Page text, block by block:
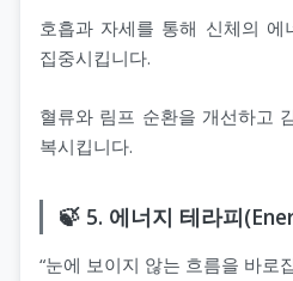
호흡과 자세를 통해 신체의 에
집중시킵니다.
혈류와 림프 순환을 개선하고
복시킵니다.
🍃 5. 에너지 테라피
“눈에 보이지 않는 흐름을 바로